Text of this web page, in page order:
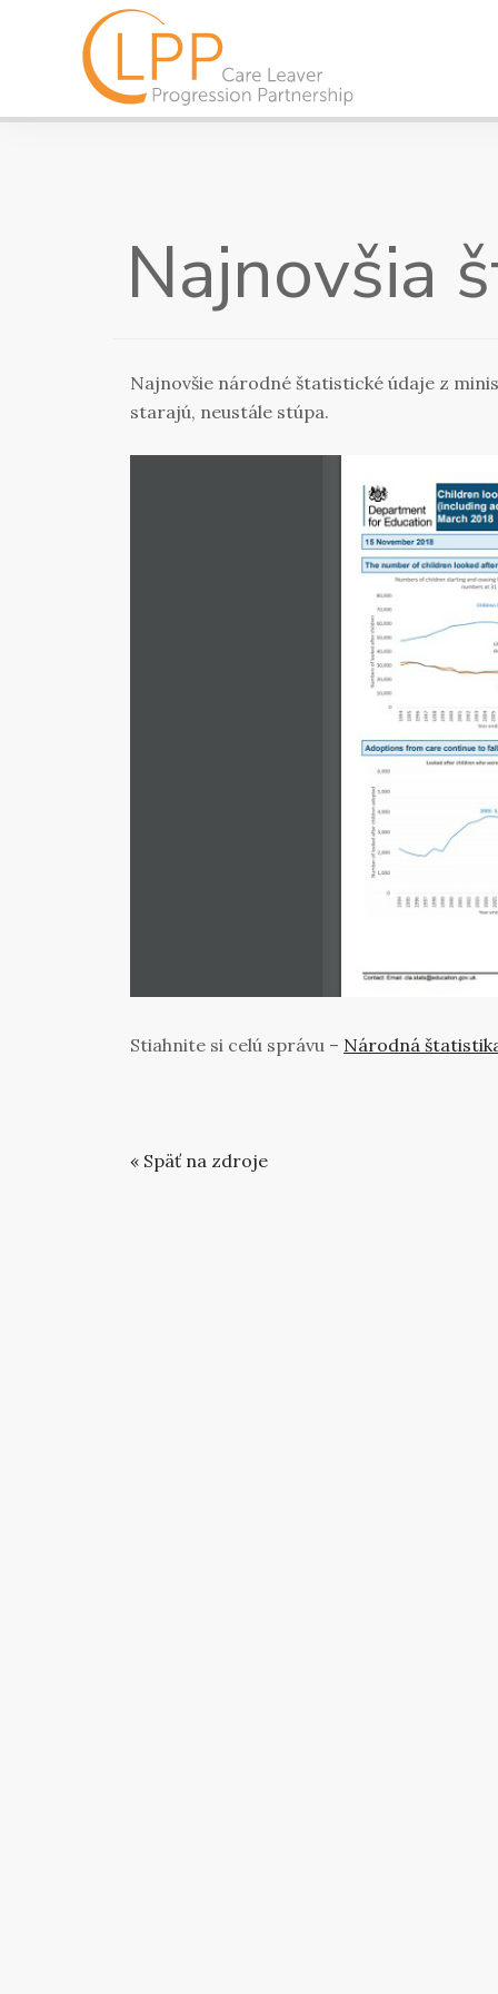
Najnovšia
Najnovšie národné štatistické údaje z
starajú, neustále stúpa.
Stiahnite si celú správu – Národná
« Späť na zdroje